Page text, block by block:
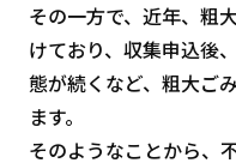
その一方で、近年、粗
けており、収集申込後
態が続くなど、粗大ご
ます。
そのようなことから、